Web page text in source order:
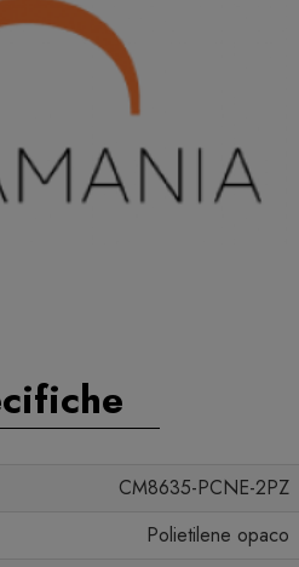
CM8635-PCNE-2PZ
Polietilene opaco